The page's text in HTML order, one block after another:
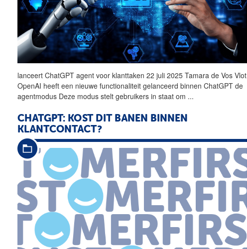
lanceertChatGPT agent voor klanttaken 22 juli 2025 Tamara de Vos Vlot
OpenAI heeft een nieuwe functionaliteit gelanceerd binnenChatGPT de
agentmodus Deze modus stelt gebruikers in staat om ...
CHATGPT: KOST DIT BANEN BINNEN
KLANTCONTACT?